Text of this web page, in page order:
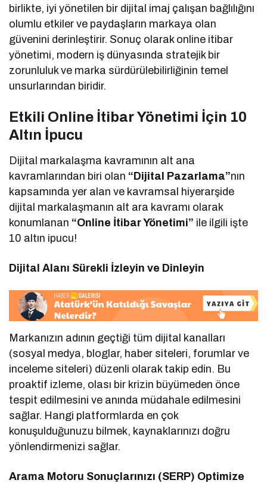
birlikte, iyi yönetilen bir dijital imaj çalışan bağlılığını
olumlu etkiler ve paydaşların markaya olan
güvenini derinleştirir. Sonuç olarak online itibar
yönetimi, modern iş dünyasında stratejik bir
zorunluluk ve marka sürdürülebilirliğinin temel
unsurlarından biridir.
Etkili Online İtibar Yönetimi İçin 10
Altın İpucu
Dijital markalaşma kavramının alt ana
kavramlarından biri olan “Dijital Pazarlama”nın
kapsamında yer alan ve kavramsal hiyerarşide
dijital markalaşmanın alt ara kavramı olarak
konumlanan “Online İtibar Yönetimi” ile ilgili işte
10 altın ipucu!
Dijital Alanı Sürekli İzleyin ve Dinleyin
Markanızın adının geçtiği tüm dijital kanalları
(sosyal medya, bloglar, haber siteleri, forumlar ve
inceleme siteleri) düzenli olarak takip edin. Bu
proaktif izleme, olası bir krizin büyümeden önce
tespit edilmesini ve anında müdahale edilmesini
sağlar. Hangi platformlarda en çok
konuşulduğunuzu bilmek, kaynaklarınızı doğru
yönlendirmenizi sağlar.
Arama Motoru Sonuçlarınızı (SERP) Optimize